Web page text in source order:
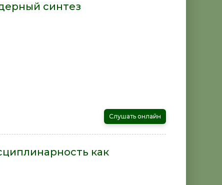
синтез
Слушать онлайн
как